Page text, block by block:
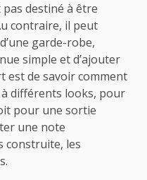
pas destiné à être
contraire, il peut
garde-robe,
simple et d’ajouter
est de savoir comment
différents looks, pour
pour une sortie
une note
construite, les